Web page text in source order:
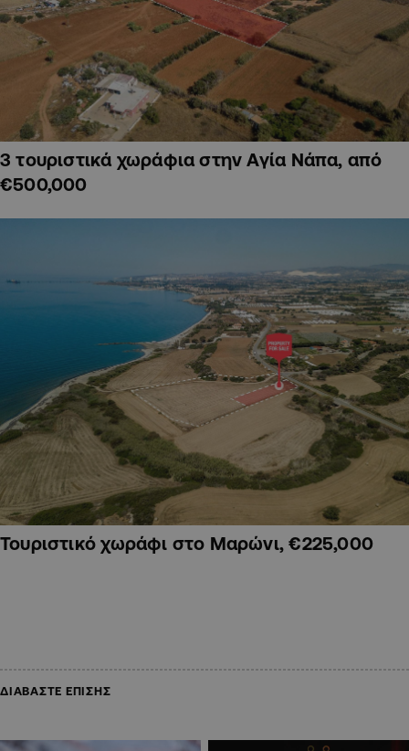
3 τουριστικά χωράφια στην Αγία Νάπα, από
€500,000
Τουριστικό χωράφι στο Μαρώνι, €225,000
ΔΙΑΒΑΣΤΕ ΕΠΙΣΗΣ